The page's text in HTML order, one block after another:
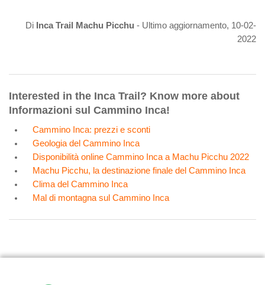
Di Inca Trail Machu Picchu - Ultimo aggiornamento, 10-02-
2022
Interested in the Inca Trail? Know more about
Informazioni sul Cammino Inca!
Cammino Inca: prezzi e sconti
Geologia del Cammino Inca
Disponibilità online Cammino Inca a Machu Picchu 2022
Machu Picchu, la destinazione finale del Cammino Inca
Clima del Cammino Inca
Mal di montagna sul Cammino Inca